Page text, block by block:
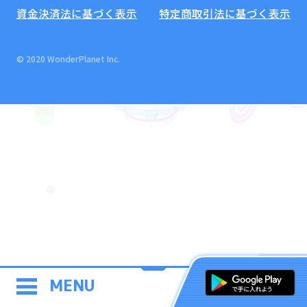
MENU
資金決済法に基づく表示 特定商取引法に基づく表示
© 2020 WonderPlanet Inc.